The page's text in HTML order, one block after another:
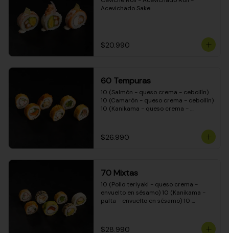
Acevichado Sake
$20.990
60 Tempuras
10 (Salmón - queso crema - cebollín)
10 (Camarón - queso crema - cebollín)
10 (Kanikama - queso crema -
crema - cebollín) 10 (Carne - queso
crema - cebollín)
$26.990
70 Mixtas
10 (Pollo teriyaki - queso crema -
envuelto en sésamo) 10 (Kanikama -
palta - envuelto en sésamo) 10
- envuelto en queso crema) 10
$28.990